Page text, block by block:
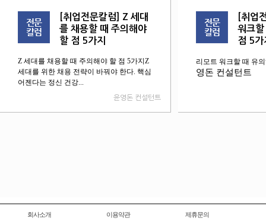
[취업전문칼럼] Z 세대
를 채용할 때 주의해야
할 점 5가지
Z 세대를 채용할 때 주의해야 할 점 5가지Z
세대를 위한 채용 전략이 바꿔야 한다. 핵심
어젠다는 정신 건강...
윤영돈 컨설턴트
[취업
워크할
점 5가
리모트 워크할 때 유
영돈 컨설턴트
회사소개 이용약관 제휴문의